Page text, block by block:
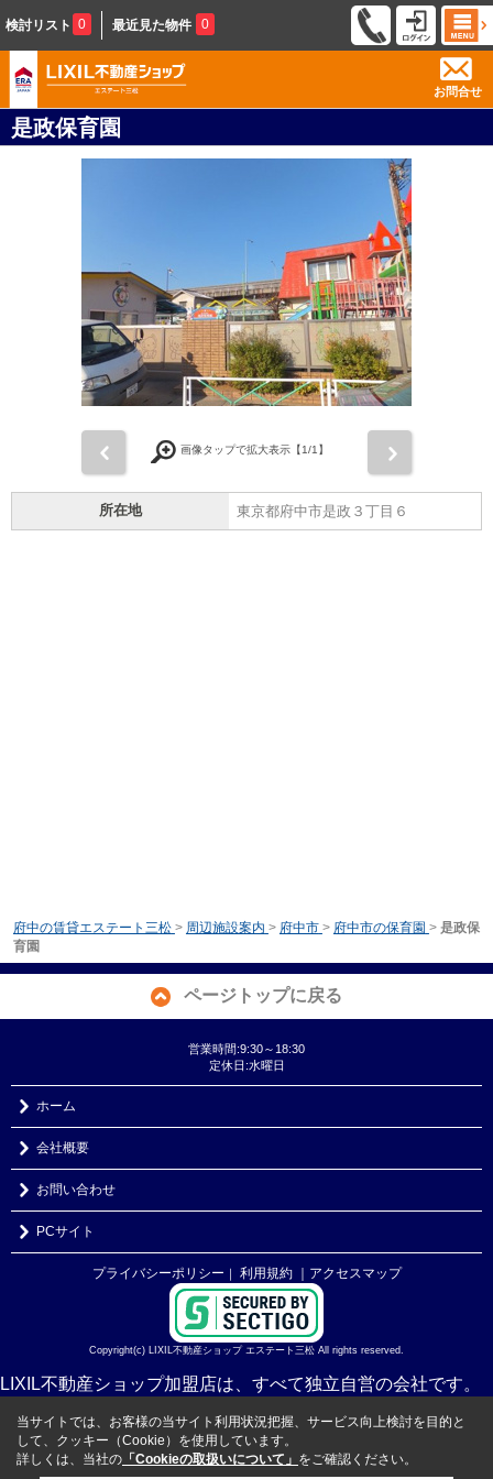
検討リスト 0 最近見た物件 0
お問合せ
是政保育園
画像タップで拡大表示【1/1】
所在地 東京都府中市是政３丁目６
府中の賃貸エステート三松 > 周辺施設案内 > 府中市 > 府中市の保育園 > 是政保
育園
ページトップに戻る
営業時間:9:30～18:30
定休日:水曜日
ホーム
会社概要
お問い合わせ
PCサイト
プライバシーポリシー ｜ 利用規約 ｜アクセスマップ
Copyright(c) LIXIL不動産ショップ エステート三松 All rights reserved.
LIXIL不動産ショップ加盟店は、すべて独立自営の会社です。
当サイトでは、お客様の当サイト利用状況把握、サービス向上検討を目的と
して、クッキー（Cookie）を使用しています。
詳しくは、当社の 「Cookieの取扱いについて」 をご確認ください。